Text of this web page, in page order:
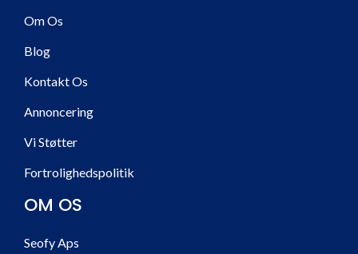
Om Os
Blog
Kontakt Os
Annoncering
Vi Støtter
Fortrolighedspolitik
OM OS
Seofy Aps